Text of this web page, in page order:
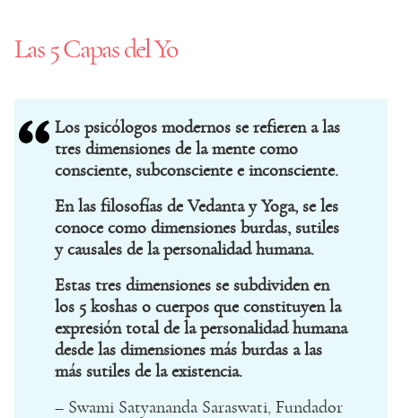
Las 5 Capas del Yo
Los psicólogos modernos se refieren a las
tres dimensiones de la mente como
consciente, subconsciente e inconsciente.
En las filosofías de Vedanta y Yoga, se les
conoce como dimensiones burdas, sutiles
y causales de la personalidad humana.
Estas tres dimensiones se subdividen en
los 5 koshas o cuerpos que constituyen la
expresión total de la personalidad humana
desde las dimensiones más burdas a las
más sutiles de la existencia.
– Swami Satyananda Saraswati, Fundador